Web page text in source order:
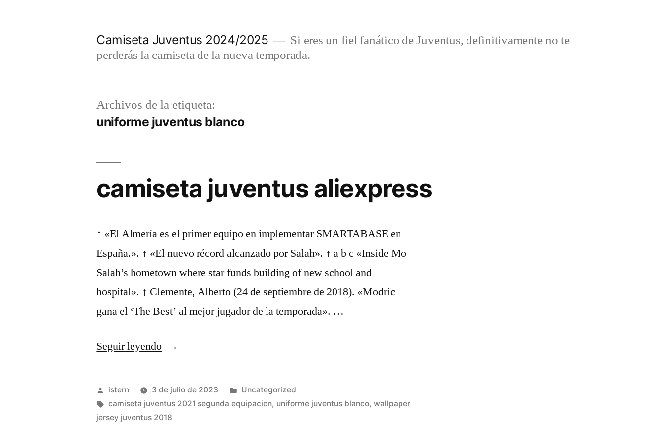
Camiseta Juventus 2024/2025
Si eres un fiel fanático de Juventus, definitivamente no te
perderás la camiseta de la nueva temporada.
Archivos de la etiqueta:
uniforme juventus blanco
camiseta juventus aliexpress
↑ «El Almería es el primer equipo en implementar SMARTABASE en
España.». ↑ «El nuevo récord alcanzado por Salah». ↑ a b c «Inside Mo
Salah’s hometown where star funds building of new school and
hospital». ↑ Clemente, Alberto (24 de septiembre de 2018). «Modric
gana el ‘The Best’ al mejor jugador de la temporada». …
Seguir leyendo«camiseta
aliexpress»
Publicado
por
istern 3 de julio de 2023
Publicado
en
Uncategorized
Etiquetas:
camiseta juventus 2021 segunda equipacion, uniforme juventus blanco,wallpaper
jersey juventus 2018